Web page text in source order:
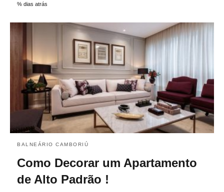
% dias atrás
BALNEÁRIO CAMBORIÚ
Como Decorar um Apartamento
de Alto Padrão !